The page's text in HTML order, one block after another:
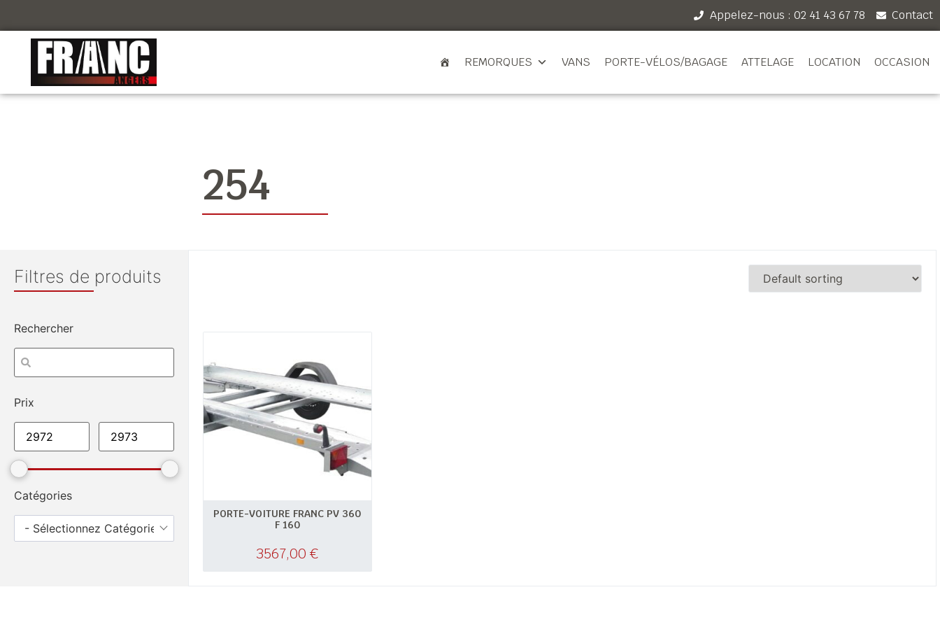
Appelez-nous : 02 41 43 67 78 Contact
REMORQUES VANS PORTE-VÉLOS/BAGAGE ATTELAGE LOCATION OCCASION
254
Filtres de produits
Rechercher
Prix
Catégories
- Sélectionnez Catégories -
PORTE-VOITURE FRANC PV 360
F 160
3567,00€